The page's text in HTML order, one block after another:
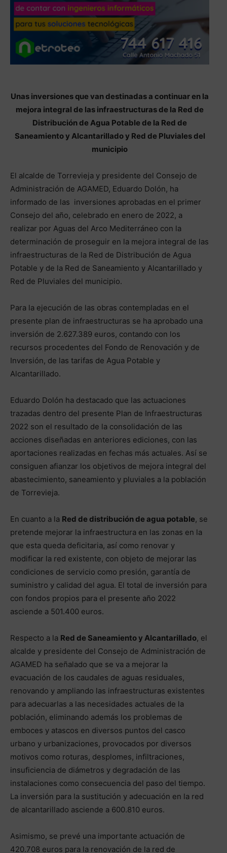
Unas inversiones que van destinadas a continuar en la
mejora integral de las infraestructuras de la Red de
Distribución de Agua Potable de la Red de
Saneamiento y Alcantarillado y Red de Pluviales del
municipio
El alcalde de Torrevieja y presidente del Consejo de
Administración de AGAMED, Eduardo Dolón, ha
informado de las inversiones aprobadas en el primer
Consejo del año, celebrado en enero de 2022, a
realizar por Aguas del Arco Mediterráneo con la
determinación de proseguir en la mejora integral de las
infraestructuras de la Red de Distribución de Agua
Potable y de la Red de Saneamiento y Alcantarillado y
Red de Pluviales del municipio.
Para la ejecución de las obras contempladas en el
presente plan de infraestructuras se ha aprobado una
inversión de 2.627.389 euros, contando con los
recursos procedentes del Fondo de Renovación y de
Inversión, de las tarifas de Agua Potable y
Alcantarillado.
Eduardo Dolón ha destacado que las actuaciones
trazadas dentro del presente Plan de Infraestructuras
2022 son el resultado de la consolidación de las
acciones diseñadas en anteriores ediciones, con las
aportaciones realizadas en fechas más actuales. Así se
consiguen afianzar los objetivos de mejora integral del
abastecimiento, saneamiento y pluviales a la población
de Torrevieja.
En cuanto a la Red de distribución de agua potable, se
pretende mejorar la infraestructura en las zonas en la
que esta queda deficitaria, así como renovar y
modificar la red existente, con objeto de mejorar las
condiciones de servicio como presión, garantía de
suministro y calidad del agua. El total de inversión para
con fondos propios para el presente año 2022
asciende a 501.400 euros.
Respecto a la Red de Saneamiento y Alcantarillado, el
alcalde y presidente del Consejo de Administración de
AGAMED ha señalado que se va a mejorar la
evacuación de los caudales de aguas residuales,
renovando y ampliando las infraestructuras existentes
para adecuarlas a las necesidades actuales de la
población, eliminando además los problemas de
emboces y atascos en diversos puntos del casco
urbano y urbanizaciones, provocados por diversos
motivos como roturas, desplomes, infiltraciones,
insuficiencia de diámetros y degradación de las
instalaciones como consecuencia del paso del tiempo.
La inversión para la sustitución y adecuación en la red
de alcantarillado asciende a 600.810 euros.
Asimismo, se prevé una importante actuación de
420.708 euros para la renovación de la red de